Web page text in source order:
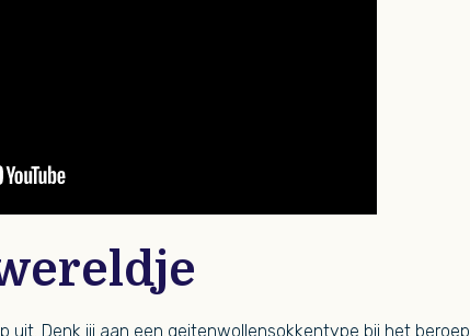
Denk jij aan een geitenwollensokkentype bij het beroep